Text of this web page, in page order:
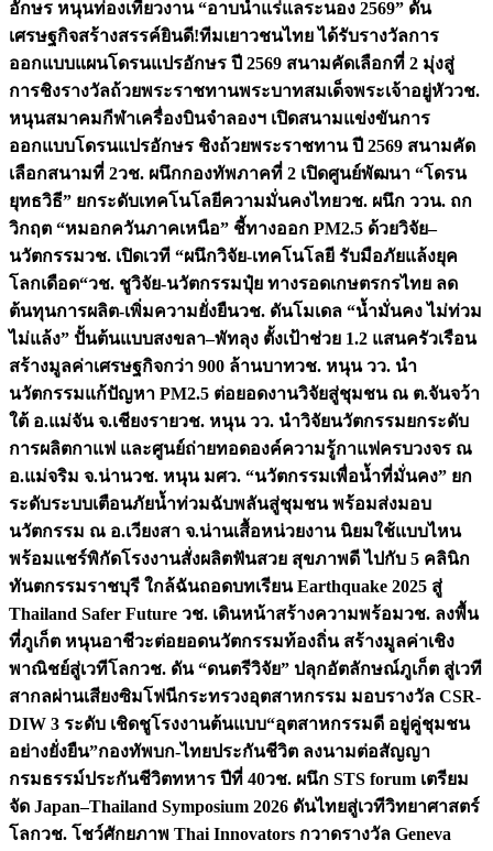
อักษร หนุนท่องเที่ยวงาน “อาบน้ำแร่แลระนอง 2569” ดัน
เศรษฐกิจสร้างสรรค์ยินดี!ทีมเยาวชนไทย ได้รับรางวัลการ
ออกแบบแผนโดรนแปรอักษร ปี 2569 สนามคัดเลือกที่ 2 มุ่งสู่
การชิงรางวัลถ้วยพระราชทานพระบาทสมเด็จพระเจ้าอยู่หัววช.
หนุนสมาคมกีฬาเครื่องบินจำลองฯ เปิดสนามแข่งขันการ
ออกแบบโดรนแปรอักษร ชิงถ้วยพระราชทาน ปี 2569 สนามคัด
เลือกสนามที่ 2วช. ผนึกกองทัพภาคที่ 2 เปิดศูนย์พัฒนา “โดรน
ยุทธวิธี” ยกระดับเทคโนโลยีความมั่นคงไทยวช. ผนึก ววน. ถก
วิกฤต “หมอกควันภาคเหนือ” ชี้ทางออก PM2.5 ด้วยวิจัย–
นวัตกรรมวช. เปิดเวที “ผนึกวิจัย-เทคโนโลยี รับมือภัยแล้งยุค
โลกเดือด“วช. ชูวิจัย-นวัตกรรมปุ๋ย ทางรอดเกษตรกรไทย ลด
ต้นทุนการผลิต-เพิ่มความยั่งยืนวช. ดันโมเดล “น้ำมั่นคง ไม่ท่วม
ไม่แล้ง” ปั้นต้นแบบสงขลา–พัทลุง ตั้งเป้าช่วย 1.2 แสนครัวเรือน
สร้างมูลค่าเศรษฐกิจกว่า 900 ล้านบาทวช. หนุน วว. นำ
นวัตกรรมแก้ปัญหา PM2.5 ต่อยอดงานวิจัยสู่ชุมชน ณ ต.จันจว้า
ใต้ อ.แม่จัน จ.เชียงรายวช. หนุน วว. นำวิจัยนวัตกรรมยกระดับ
การผลิตกาแฟ และศูนย์ถ่ายทอดองค์ความรู้กาแฟครบวงจร ณ
อ.แม่จริม จ.น่านวช. หนุน มศว. “นวัตกรรมเพื่อน้ำที่มั่นคง” ยก
ระดับระบบเตือนภัยน้ำท่วมฉับพลันสู่ชุมชน พร้อมส่งมอบ
นวัตกรรม ณ อ.เวียงสา จ.น่านเสื้อหน่วยงาน นิยมใช้แบบไหน
พร้อมแชร์พิกัดโรงงานสั่งผลิตฟันสวย สุขภาพดี ไปกับ 5 คลินิก
ทันตกรรมราชบุรี ใกล้ฉันถอดบทเรียน Earthquake 2025 สู่
Thailand Safer Future วช. เดินหน้าสร้างความพร้อมวช. ลงพื้น
ที่ภูเก็ต หนุนอาชีวะต่อยอดนวัตกรรมท้องถิ่น สร้างมูลค่าเชิง
พาณิชย์สู่เวทีโลกวช. ดัน “ดนตรีวิจัย” ปลุกอัตลักษณ์ภูเก็ต สู่เวที
สากลผ่านเสียงซิมโฟนีกระทรวงอุตสาหกรรม มอบรางวัล CSR-
DIW 3 ระดับ เชิดชูโรงงานต้นแบบ“อุตสาหกรรมดี อยู่คู่ชุมชน
อย่างยั่งยืน”กองทัพบก-ไทยประกันชีวิต ลงนามต่อสัญญา
กรมธรรม์ประกันชีวิตทหาร ปีที่ 40วช. ผนึก STS forum เตรียม
จัด Japan–Thailand Symposium 2026 ดันไทยสู่เวทีวิทยาศาสตร์
โลกวช. โชว์ศักยภาพ Thai Innovators กวาดรางวัล Geneva